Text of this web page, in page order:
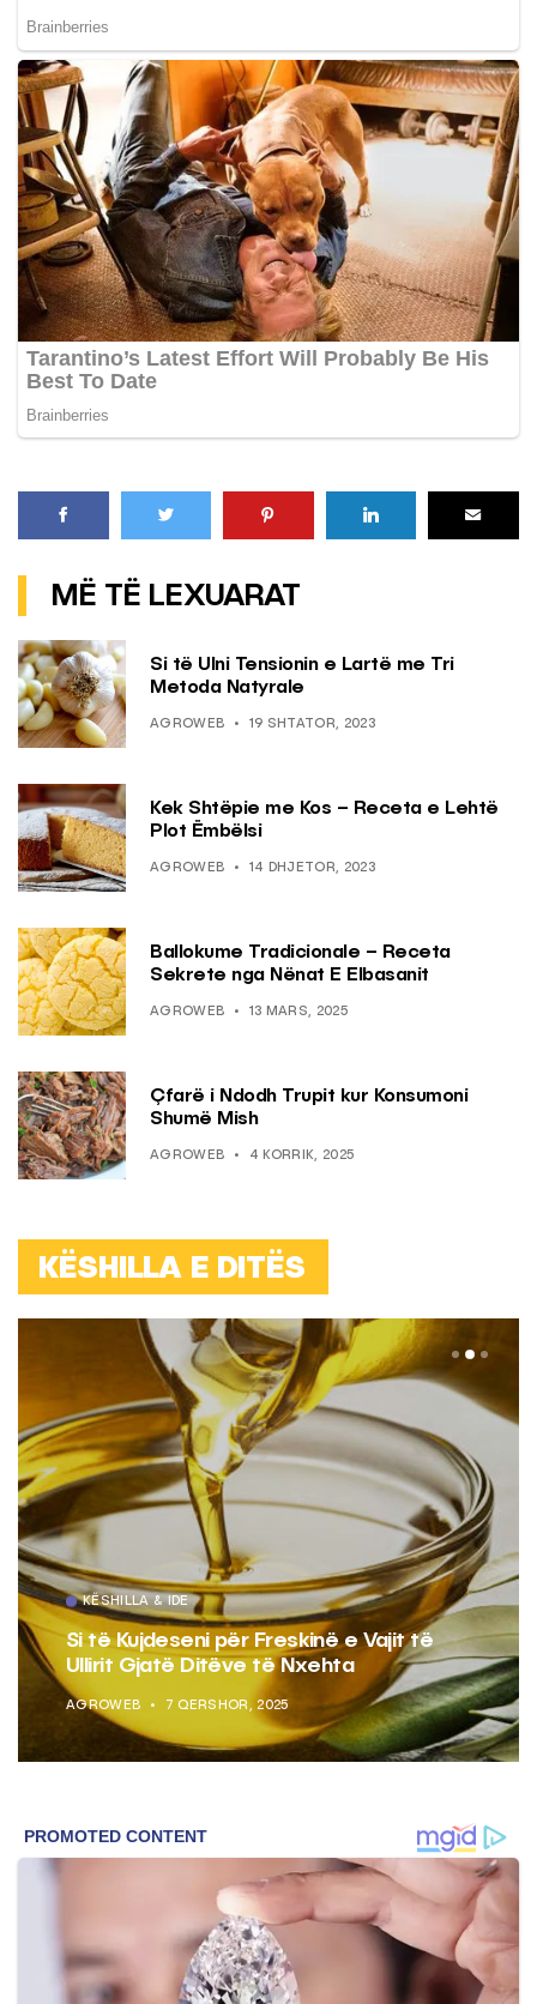
MË TË LEXUARAT
Si të Ulni Tensionin e Lartë me Tri
Metoda Natyrale
AGROWEB 19 SHTATOR, 2023
Kek Shtëpie me Kos – Receta e Lehtë
Plot Ëmbëlsi
AGROWEB 14 DHJETOR, 2023
Ballokume Tradicionale – Receta
Sekrete nga Nënat E Elbasanit
AGROWEB 13 MARS, 2025
Çfarë i Ndodh Trupit kur Konsumoni
Shumë Mish
AGROWEB 4 KORRIK, 2025
KËSHILLA E DITËS
KËSHILLA & IDE
Si të Kujdeseni për Freskinë e Vajit të
Ullirit Gjatë Ditëve të Nxehta
AGROWEB 7 QERSHOR, 2025